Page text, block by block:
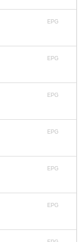
EPG
EPG
EPG
EPG
EPG
EPG